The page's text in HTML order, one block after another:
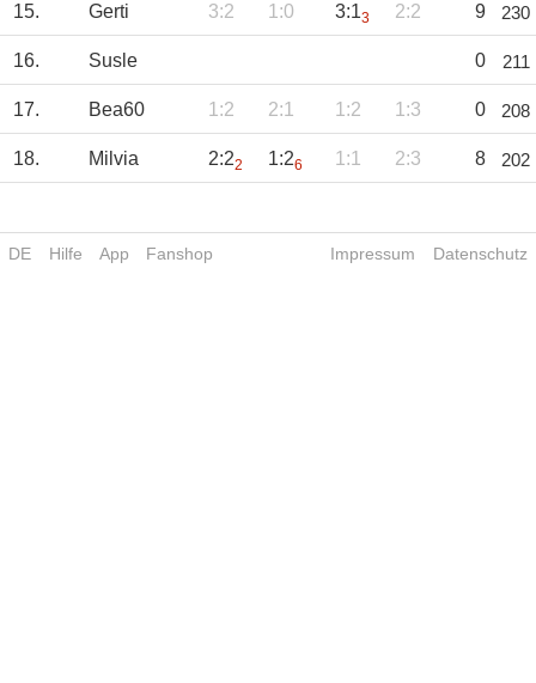
15. Gerti 3:2 1:0 3:13 2:2 9 230
16. Susle 0 211
17. Bea60 1:2 2:1 1:2 1:3 0 208
18. Milvia 2:22 1:26 1:1 2:3 8 202
DE Hilfe App Fanshop Impressum Datenschutz